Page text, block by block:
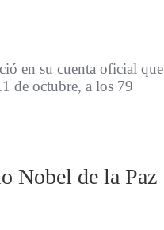
en su cuenta oficial que
de octubre, a los 79
Nobel de la Paz